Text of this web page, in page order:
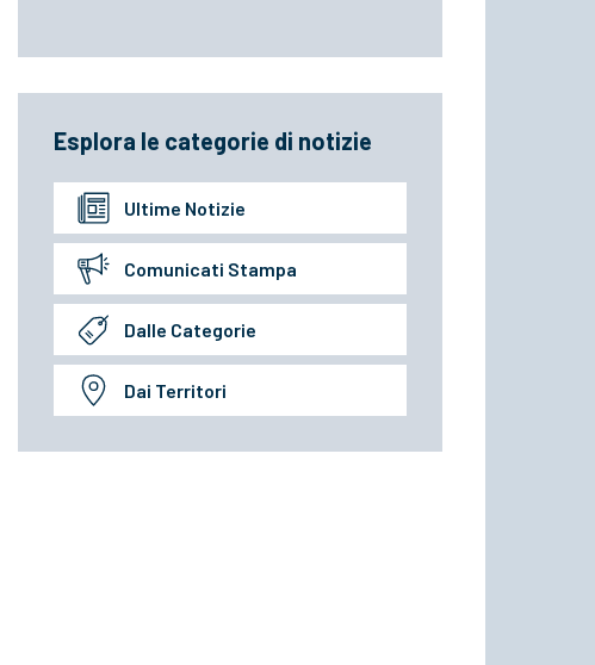
Esplora le categorie di notizie
Ultime Notizie
Comunicati Stampa
Dalle Categorie
Dai Territori